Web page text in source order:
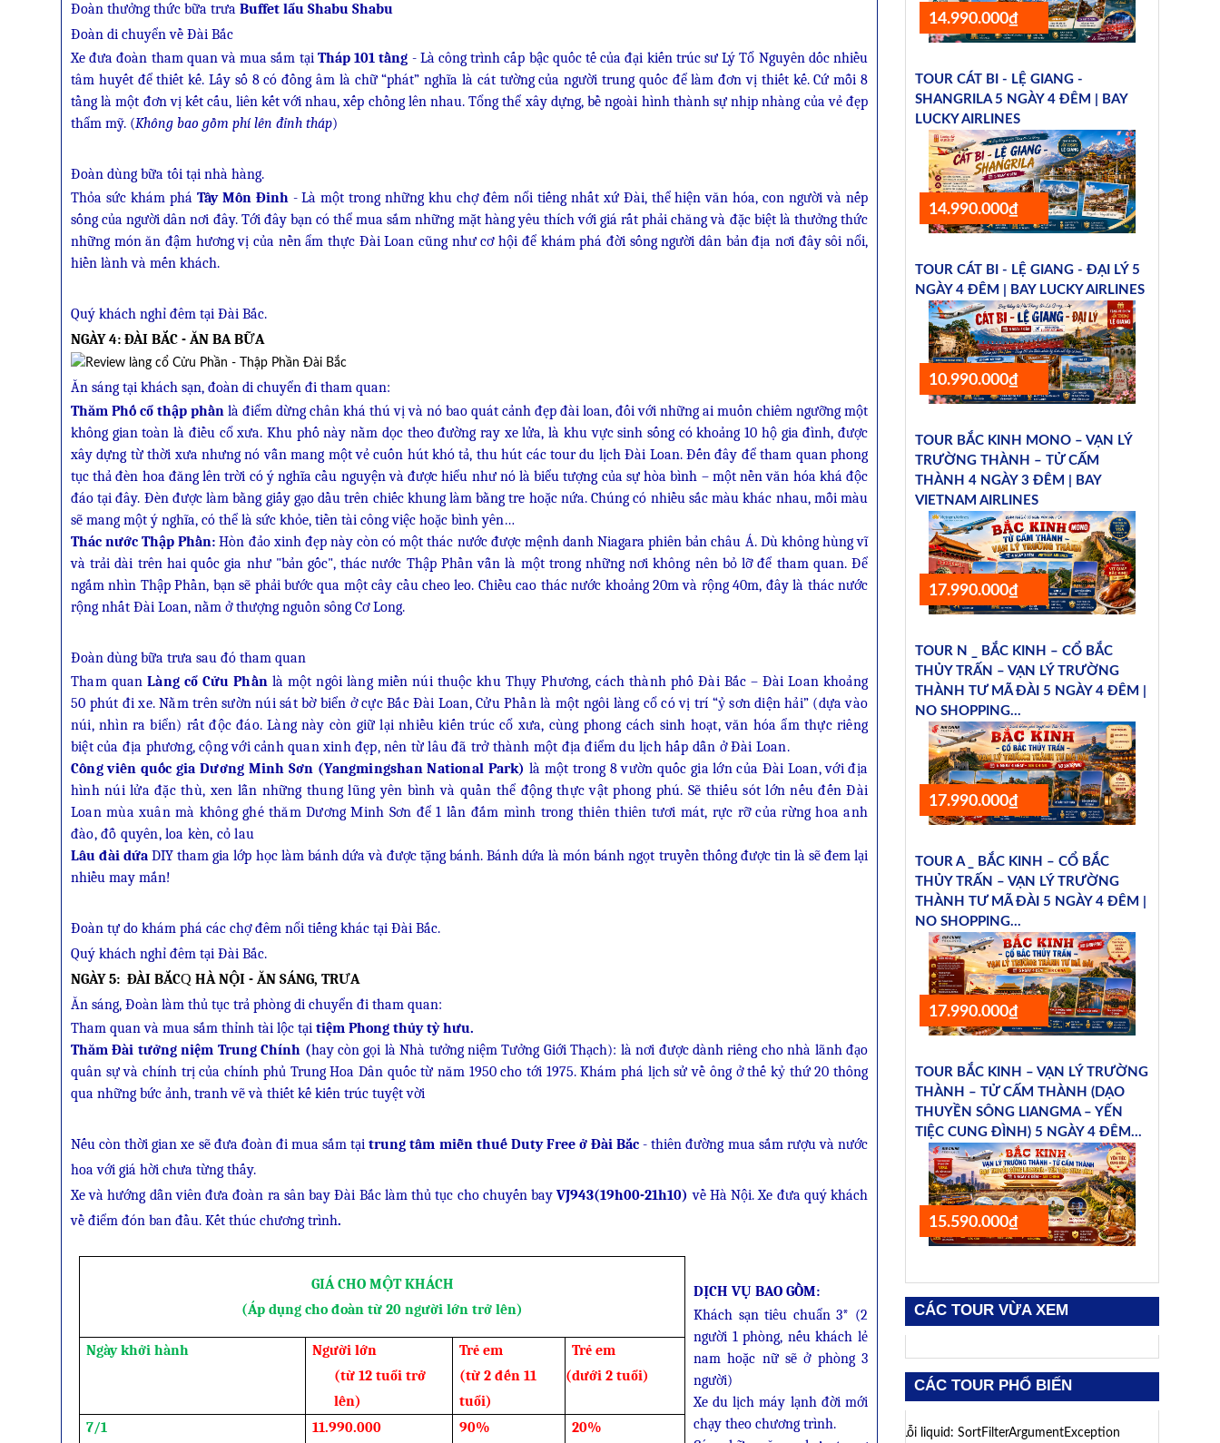
Đoàn thưởng thức bữa trưa Buffet lẩu Shabu Shabu
Đoàn di chuyển về Đài Bắc
Xe đưa đoàn tham quan và mua sắm tại Tháp 101 tầng - Là công trình cấp bậc quốc tế của đại kiến trúc sư Lý Tổ Nguyên dốc nhiều
tâm huyết để thiết kế. Lấy số 8 có đồng âm là chữ “phát” nghĩa là cát tường của người trung quốc để làm đơn vị thiết kế. Cứ mỗi 8
tầng là một đơn vị kết cấu, liên kết với nhau, xếp chồng lên nhau. Tổng thể xây dựng, bề ngoài hình thành sự nhịp nhàng của vẻ đẹp
thẩm mỹ. (Không bao gồm phí lên đỉnh tháp)
Đoàn dùng bữa tối tại nhà hàng.
Thỏa sức khám pháTây Môn Đinh - Là một trong những khu chợ đêm nổi tiếng nhất xứ Đài, thể hiện văn hóa, con người và nếp
sống của người dân nơi đây. Tới đây bạn có thể mua sắm những mặt hàng yêu thích với giá rất phải chăng và đặc biệt là thưởng thức
những món ăn đậm hương vị của nền ẩm thực Đài Loan cũng như cơ hội để khám phá đời sống người dân bản địa nơi đây sôi nổi,
hiền lành và mến khách.
Quý khách nghỉ đêm tại Đài Bắc.
NGÀY 4: ĐÀI BẮC - ĂN BA BỮA
Ăn sáng tại khách sạn, đoàn di chuyển đi tham quan:
Thăm Phố cổ thập phần là điểm dừng chân khá thú vị và nó bao quát cảnh đẹp đài loan, đối với những ai muốn chiêm ngưỡng một
không gian toàn là điều cổ xưa. Khu phố này nằm dọc theo đường ray xe lửa, là khu vực sinh sống có khoảng 10 hộ gia đình, được
xây dựng từ thời xưa nhưng nó vẫn mang một vẻ cuốn hút khó tả, thu hút các tour du lịch Đài Loan. Đến đây để tham quan phong
tục thả đèn hoa đăng lên trời có ý nghĩa cầu nguyện và được hiểu như nó là biểu tượng của sự hòa bình – một nền văn hóa khá độc
đáo tại đây. Đèn được làm bằng giấy gạo dầu trên chiếc khung làm bằng tre hoặc nứa. Chúng có nhiều sắc màu khác nhau, mỗi màu
sẽ mang một ý nghĩa, có thể là sức khỏe, tiền tài công việc hoặc bình yên…
Thác nước Thập Phần: Hòn đảo xinh đẹp này còn có một thác nước được mệnh danh Niagara phiên bản châu Á. Dù không hùng vĩ
và trải dài trên hai quốc gia như "bản gốc", thác nước Thập Phần vẫn là một trong những nơi không nên bỏ lỡ để tham quan. Để
ngắm nhìn Thập Phần, bạn sẽ phải bước qua một cây cầu cheo leo. Chiều cao thác nước khoảng 20m và rộng 40m, đây là thác nước
rộng nhất Đài Loan, nằm ở thượng nguồn sông Cơ Long.
Đoàn dùng bữa trưa sau đó tham quan
Tham quanLàng cổ Cửu Phần là một ngôi làng miền núi thuộc khu Thụy Phương, cách thành phố Đài Bắc – Đài Loan khoảng
50 phút đi xe. Nằm trên sườn núi sát bờ biển ở cực Bắc Đài Loan, Cửu Phần là một ngôi làng cổ có vị trí “ỷ sơn diện hải” (dựa vào
núi, nhìn ra biển) rất độc đáo. Làng này còn giữ lại nhiều kiến trúc cổ xưa, cùng phong cách sinh hoạt, văn hóa ẩm thực riêng
biệt của địa phương, cộng với cảnh quan xinh đẹp, nên từ lâu đã trở thành một địa điểm du lịch hấp dẫn ở Đài Loan.
Công viên quốc gia Dương Minh Sơn (Yangmingshan National Park) là một trong 8 vườn quốc gia lớn của Đài Loan, với địa
hình núi lửa đặc thù, xen lẫn những thung lũng yên bình và quần thể động thực vật phong phú. Sẽ thiếu sót lớn nếu đến Đài
Loan mùa xuân mà không ghé thăm Dương Minh Sơn để 1 lần đắm mình trong thiên thiên tươi mát, rực rỡ của rừng hoa anh
đào, đỗ quyên, loa kèn, cỏ lau
Lâu đài dứa DIY tham gia lớp học làm bánh dứa và được tặng bánh. Bánh dứa là món bánh ngọt truyền thống được tin là sẽ đem lại
nhiều may mắn!
Đoàn tự do khám phá các chợ đêm nổi tiếng khác tại Đài Bắc.
Quý khách nghỉ đêm tại Đài Bắc.
NGÀY 5: ĐÀI BẮCQ HÀ NỘI - ĂN SÁNG, TRƯA
Ăn sáng, Đoàn làm thủ tục trả phòng di chuyển đi tham quan:
Tham quan và mua sắm thỉnh tài lộc tại tiệm Phong thủy tỳ hưu.
Thăm Đài tưởng niệm TrungChính (hay còngọi là Nhà tưởng niệm Tưởng Giới Thạch): là nơi được dành riêng cho nhà lãnh đạo
quân sự và chính trị của chính phủ Trung Hoa Dân quốc từ năm 1950 cho tới 1975. Khám phá lịch sử về ông ở thế kỷ thứ 20 thông
qua những bức ảnh, tranh vẽ và thiết kế kiến trúc tuyệt vời
Nếu còn thời gian xe sẽ đưa đoàn đi mua sắm tạitrung tâm miễn thuế Duty Free ở Đài Bắc - thiên đường mua sắm rượu và nước
hoa với giá hời chưa từng thấy.
Xe và hướng dẫn viên đưa đoàn ra sân bay Đài Bắc làm thủ tục cho chuyến bayVJ943(19h00-21h10) về Hà Nội. Xe đưa quý khách
về điểm đón ban đầu. Kết thúc chương trình.
GIÁ CHO MỘT KHÁCH
(Áp dụng cho đoàn từ 20 người lớn trở lên)
Ngày khởi hành
Ngư­ời lớn
(từ 12 tuổi trở
lên)
Trẻ em
(từ 2 đến 11
tuổi)
Trẻ em
(dưới 2 tuổi)
7/1 11.990.000 90% 20%
DỊCH VỤ BAO GỒM:
Khách sạn tiêu chuẩn 3* (2
người 1 phòng, nếu khách lẻ
nam hoặc nữ sẽ ở phòng 3
người)
Xe du lịch máy lạnh đời mới
chạy theo chương trình.
14.990.000₫
TOUR CÁT BI - LỆ GIANG -
SHANGRILA 5 NGÀY 4 ĐÊM | BAY
LUCKY AIRLINES
14.990.000₫
TOUR CÁT BI - LỆ GIANG - ĐẠI LÝ 5
NGÀY 4 ĐÊM | BAY LUCKY AIRLINES
10.990.000₫
TOUR BẮC KINH MONO – VẠN LÝ
TRƯỜNG THÀNH – TỬ CẤM
THÀNH 4 NGÀY 3 ĐÊM | BAY
VIETNAM AIRLINES
17.990.000₫
TOUR N _ BẮC KINH – CỔ BẮC
THỦY TRẤN – VẠN LÝ TRƯỜNG
THÀNH TƯ MÃ ĐÀI 5 NGÀY 4 ĐÊM |
NO SHOPPING...
17.990.000₫
TOUR A _ BẮC KINH – CỔ BẮC
THỦY TRẤN – VẠN LÝ TRƯỜNG
THÀNH TƯ MÃ ĐÀI 5 NGÀY 4 ĐÊM |
NO SHOPPING...
17.990.000₫
TOUR BẮC KINH – VẠN LÝ TRƯỜNG
THÀNH – TỬ CẤM THÀNH (DẠO
THUYỀN SÔNG LIANGMA – YẾN
TIỆC CUNG ĐÌNH) 5 NGÀY 4 ĐÊM...
15.590.000₫
CÁC TOUR VỪA XEM
CÁC TOUR PHỔ BIẾN
Lỗi liquid: SortFilterArgumentException